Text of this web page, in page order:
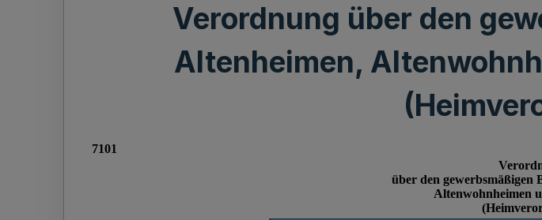
Verordnung über den
Altenheimen,